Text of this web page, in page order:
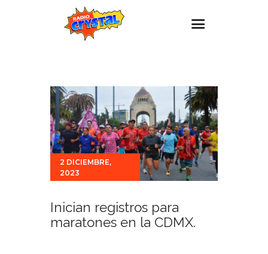
Estaciones
Eventos
Promociones
Noticias
Para ti
2 DICIEMBRE,
2023
Inician registros para
maratones en la CDMX.